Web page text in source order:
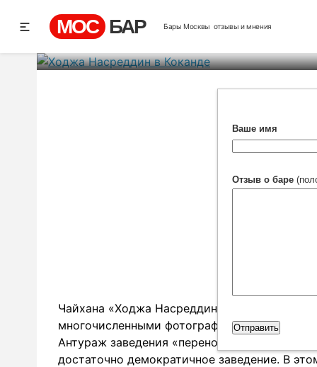
МОС БАР Бары Москвы отзывы и мнения
Ваше имя
Отзыв о баре
Чайхана «Ходжа Насреддин в Коканде»
многочисленными фотографиями и
Антураж заведения «переносит»
достаточно демократичное заведение. В